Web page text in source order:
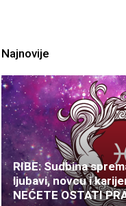
Najnovije
RIBE: Sudbina
ljubavi, novcu i
NEĆETE OSTATI